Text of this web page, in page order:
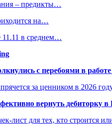
– предикты…
на…
11.11 в среднем…
с перебоями в
за ценником в 2026
вернуть дебиторку в
лист для тех, кто строится